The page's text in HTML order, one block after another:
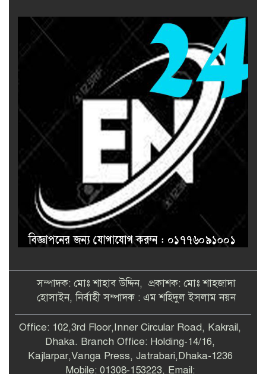
সম্পাদক: মোঃ শাহাব উদ্দিন, প্রকাশক: মোঃ শাহজাদা
হোসাইন, নির্বাহী সম্পাদক : এম শহিদুল ইসলাম নয়ন
Office: 102,3rd Floor,Inner Circular Road, Kakrail,
Dhaka. Branch Office: Holding-14/16,
Kajlarpar,Vanga Press, Jatrabari,Dhaka-1236
Mobile: 01308-153223, Email: